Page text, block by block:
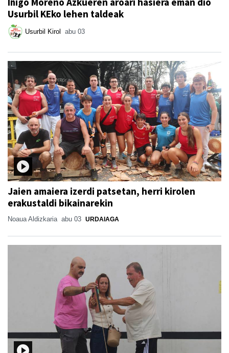
Usurbil KEko lehen taldeak
Usurbil Kirol abu 03
Jaien amaiera izerdi patsetan, herri kirolen
erakustaldi bikainarekin
Noaua Aldizkaria abu 03 URDAIAGA